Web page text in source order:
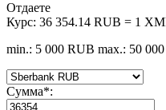
Отдаете
Курс: 36 354.14 RUB = 1
min.: 5 000 RUB max.: 50
Сумма*: